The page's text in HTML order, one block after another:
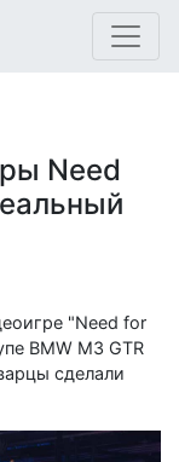
Need
"Need for
BMW M3 GTR
сделали